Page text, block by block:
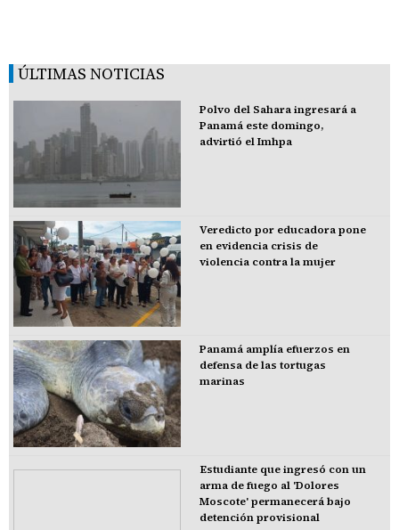
ÚLTIMAS NOTICIAS
Polvo del Sahara ingresará a
Panamá este domingo,
advirtió el Imhpa
Veredicto por educadora pone
en evidencia crisis de
violencia contra la mujer
Panamá amplía efuerzos en
defensa de las tortugas
marinas
Estudiante que ingresó con un
arma de fuego al 'Dolores
Moscote' permanecerá bajo
detención provisional